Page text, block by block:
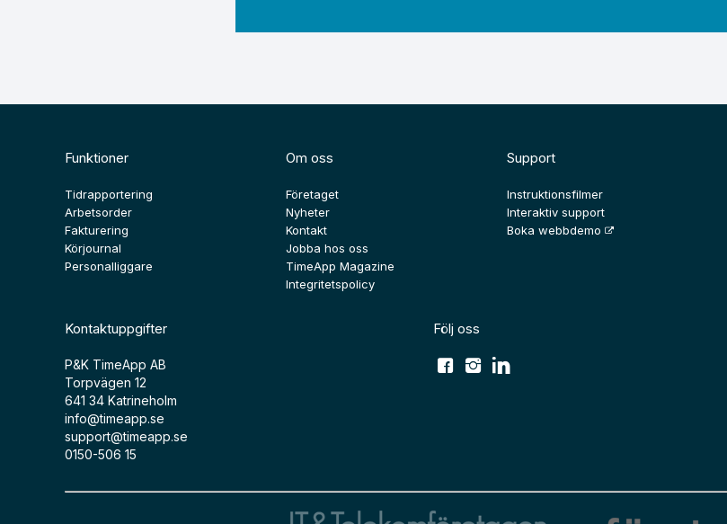
Funktioner
Tidrapportering
Arbetsorder
Fakturering
Körjournal
Personalliggare
Om oss
Företaget
Nyheter
Kontakt
Jobba hos oss
TimeApp Magazine
Integritetspolicy
Support
Instruktionsfilmer
Interaktiv support
Boka webbdemo
Kontaktuppgifter
P&K TimeApp AB
Torpvägen 12
641 34 Katrineholm
info@timeapp.se
support@timeapp.se
0150-506 15
Följ oss